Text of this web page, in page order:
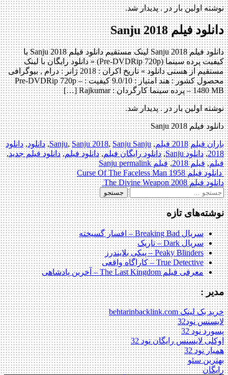
نوشته اولین بار در . پدیدار شد.
دانلود فیلم Sanju 2018
دانلود فیلم Sanju 2018 لینک مستقیم دانلود فیلم Sanju 2018 با
کیفیت پرده سینما (Pre-DVDRip 720p) « دانلود رایگان با لینک
مستقیم از هستی دانلود » تاریخ اکران : 2018 ژانر : درام , بیوگرافی
محصول کشور : هند امتیاز : 9.0/10 کیفیت : Pre-DVDRip 720p –
1480 MB – پرده سینما کارگردان : Rajkumar […]
نوشته اولین بار در . پدیدار شد.
دانلود فیلم Sanju 2018
باران فیلم 2018 فیلم ,
Sanju, Sanju 2018, Sanju Sanju
,دانلود,دانلود
2018
,دانلود Sanju ,دانلود رایگان فیلم,دانلود فیلم,دانلود فیلم جدید,
فیلم, فیلم 2018 ,فیلم Sanjupermalink
Post
navigation
دانلود فیلم Curse Of The Faceless Man 1958
دانلود فیلم The Divine Weapon 2008
جستجو
برای:
نوشته‌های تازه
سریال Breaking Bad – افسار گسیخته
سریال Dark – تاریک
Peaky Blinders – پیکی بلایندرز
True Detective – کاراگاه واقعی
معرفی فیلم The Last Kingdom – آخرین پادشاهی
مدیر :
خرید بک لینک behtarinbacklink.com
لایسنس نود32
پسورد نود 32
اوکلی لایسنس رایگان نود 32
همیار نود 32
بهترین سئو
رایگان